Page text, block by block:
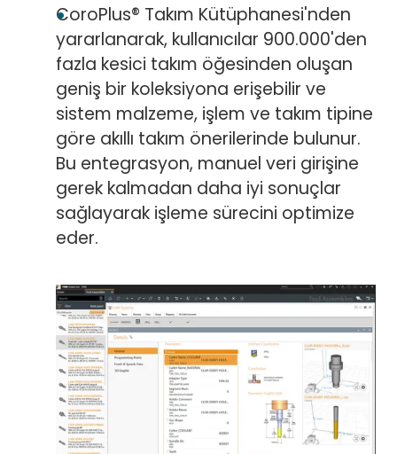
CoroPlus® Takım Kütüphanesi'nden
yararlanarak, kullanıcılar 900.000'den
fazla kesici takım öğesinden oluşan
geniş bir koleksiyona erişebilir ve
sistem malzeme, işlem ve takım tipine
göre akıllı takım önerilerinde bulunur.
Bu entegrasyon, manuel veri girişine
gerek kalmadan daha iyi sonuçlar
sağlayarak işleme sürecini optimize
eder.